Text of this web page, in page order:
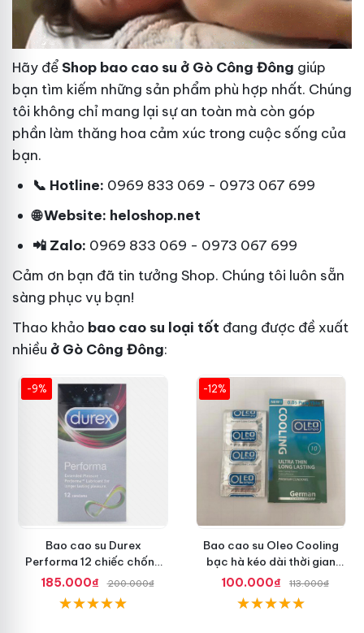
Hãy đểShop bao cao su ở Gò Công Đông giúp
bạn tìm kiếm những sản phẩm phù hợp nhất. Chúng
tôi không chỉ mang lại sự an toàn mà còn góp
phần làm thăng hoa cảm xúc trong cuộc sống của
bạn.
📞 Hotline: 0969 833 069 - 0973 067 699
🌐 Website: heloshop.net
📲 Zalo: 0969 833 069 - 0973 067 699
Cảm ơn bạn đã tin tưởng Shop. Chúng tôi luôn sẵn
sàng phục vụ bạn!
Thao khảo bao cao su loại tốt đang được đề xuất
nhiều ở Gò Công Đông:
-9%
Bao cao su Durex
Performa 12 chiếc chống
xuất tinh sớm chuẩn Thái
Lan
185.000₫ 200.000₫
-12%
Bao cao su Oleo Cooling
bạc hà kéo dài thời gian
quan hệ an toàn
100.000₫ 113.000₫